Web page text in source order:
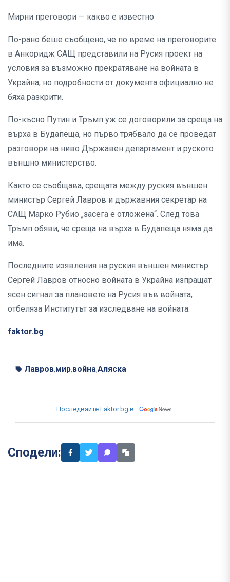
Мирни преговори — какво е известно
По-рано беше съобщено, че по време на преговорите
в Анкоридж САЩ представили на Русия проект на
условия за възможно прекратяване на войната в
Украйна, но подробности от документа официално не
бяха разкрити.
По-късно Путин и Тръмп уж се договорили за среща на
върха в Будапеща, но първо трябвало да се проведат
разговори на ниво Държавен департамент и руското
външно министерство.
Както се съобщава, срещата между руския външен
министър Сергей Лавров и държавния секретар на
САЩ Марко Рубио „засега е отложена“. След това
Тръмп обяви, че среща на върха в Будапеща няма да
има.
Последните изявления на руския външен министър
Сергей Лавров относно войната в Украйна изпращат
ясен сигнал за плановете на Русия във войната,
отбеляза Институтът за изследване на войната.
faktor.bg
Лавров,мир,война,Аляска
Последвайте Faktor.bg в
Сподели: